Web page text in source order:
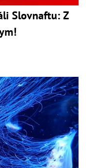
Slovnaftu: Z